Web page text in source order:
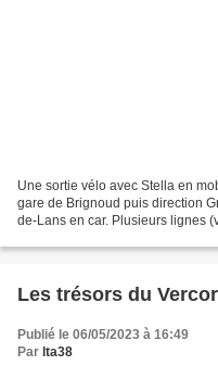
Une sortie vélo avec Stella en
gare de Brignoud puis direction
de-Lans en car. Plusieurs lignes
Les trésors du
Publié le 06/05/2023 à 16:49
Par lta38